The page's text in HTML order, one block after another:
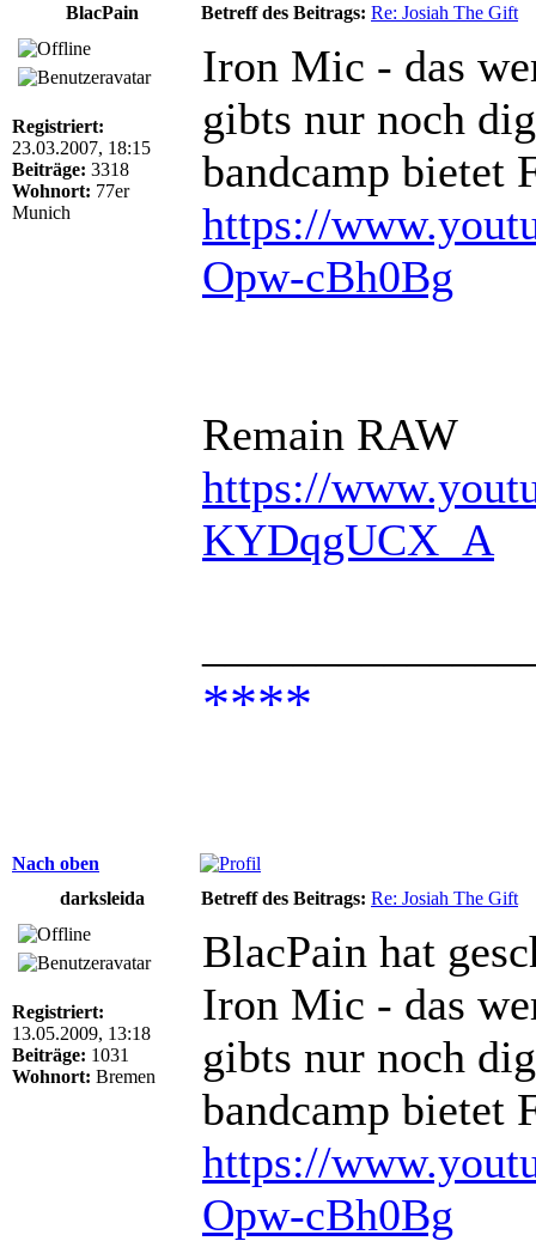
BlacPain
Betreff des Beitrags: Re: Josiah The Gift
Registriert:
23.03.2007, 18:15
Beiträge: 3318
Wohnort: 77er
Munich
Iron Mic - das
gibts nur noch
bandcamp bietet
https://
Opw-cBh0Bg
Remain RAW
https://
KYDqgUCX_A
****
Nach oben
darksleida
Betreff des Beitrags: Re: Josiah The Gift
Registriert:
13.05.2009, 13:18
Beiträge: 1031
Wohnort: Bremen
BlacPain hat
Iron Mic - das
gibts nur noch
bandcamp bietet
https://
Opw-cBh0Bg